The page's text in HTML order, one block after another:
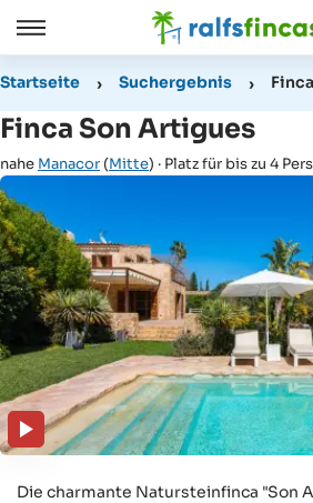
Öffnen
Schließen
Startseite Suchergebnis
Finca Son Artigues
nahe Manacor (Mitte) · Platz für bis zu 4
Die charmante Natursteinfinca "Son